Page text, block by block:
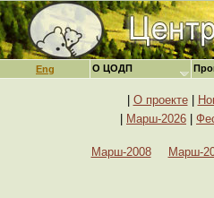
Eng
О проекте|
Марш-2026
Марш-2008 Марш-
О ЦОДП